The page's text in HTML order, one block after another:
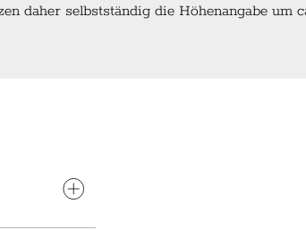
daher selbstständig die Höhenangabe